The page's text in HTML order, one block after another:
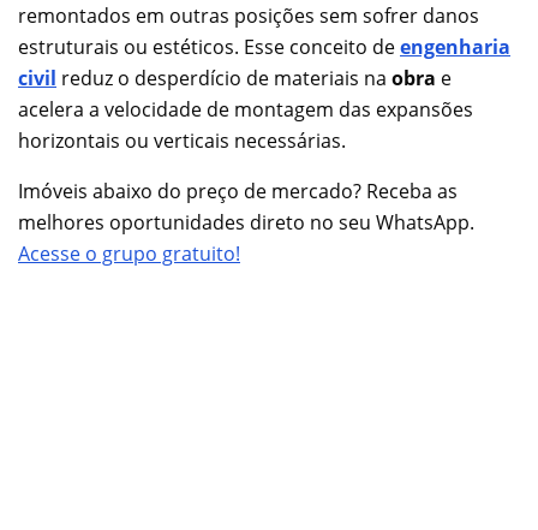
remontados em outras posições sem sofrer danos
estruturais ou estéticos. Esse conceito deengenharia
civil reduz o desperdício de materiais na obra e
acelera a velocidade de montagem das expansões
horizontais ou verticais necessárias.
Imóveis abaixo do preço de mercado? Receba as
melhores oportunidades direto no seu WhatsApp.
Acesse o grupo gratuito!